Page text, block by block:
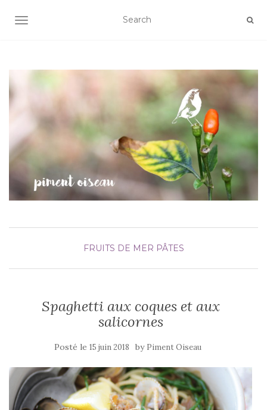
AFFICHER/MASQUER LA NAVIGATION
FRUITS DE MER PÂTES
Spaghetti aux coques et aux
salicornes
Posté le 15 juin 2018 by Piment Oiseau